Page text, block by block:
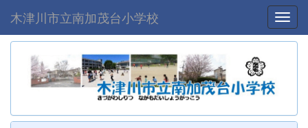
木津川市立南加茂台小学校